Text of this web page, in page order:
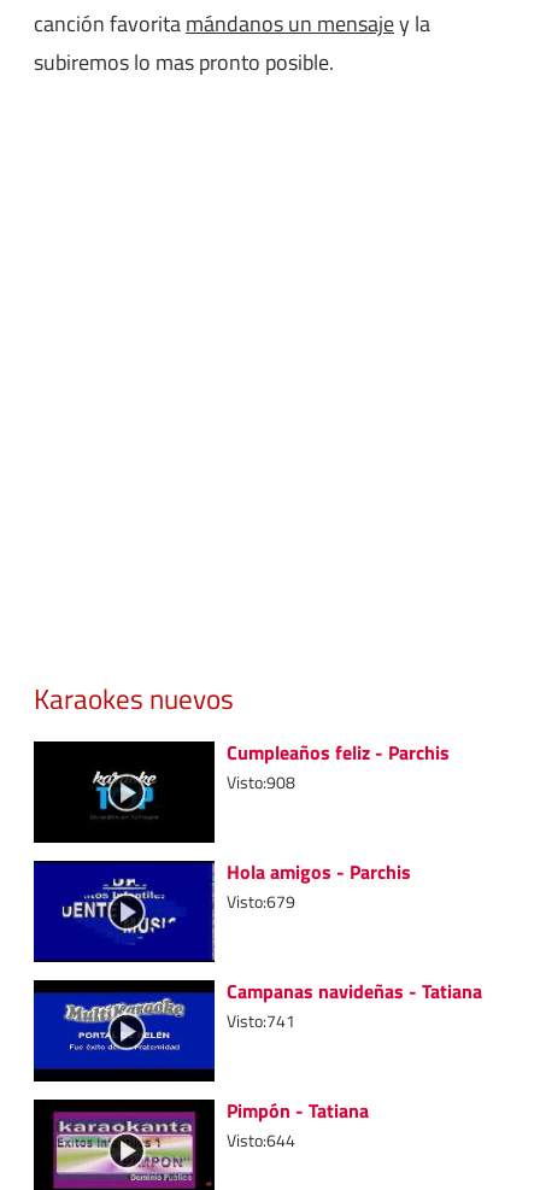
canción favoritamándanos un mensajey la
subiremos lo mas pronto posible.
Karaokes nuevos
Cumpleaños feliz - Parchis
Visto:908
Hola amigos - Parchis
Visto:679
Campanas navideñas - Tatiana
Visto:741
Pimpón - Tatiana
Visto:644